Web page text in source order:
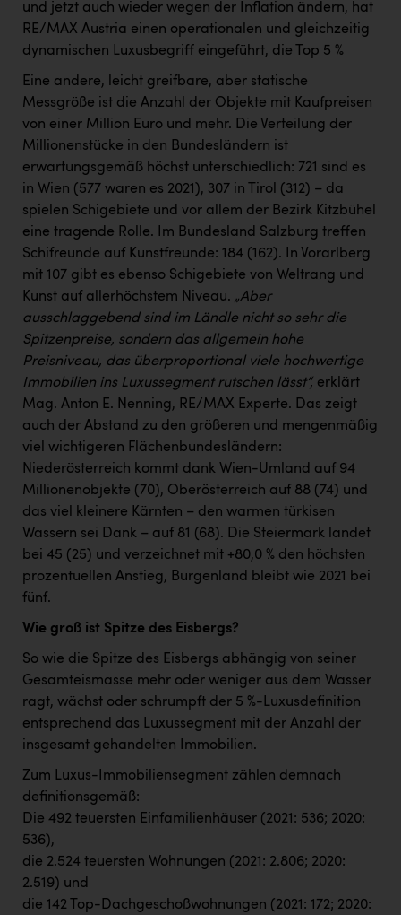
und jetzt auch wieder wegen der Inflation ändern, hat
RE/MAX Austria einen operationalen und gleichzeitig
dynamischen Luxusbegriff eingeführt, die Top 5 %
Eine andere, leicht greifbare, aber statische
Messgröße ist die Anzahl der Objekte mit Kaufpreisen
von einer Million Euro und mehr. Die Verteilung der
Millionenstücke in den Bundesländern ist
erwartungsgemäß höchst unterschiedlich: 721 sind es
in Wien (577 waren es 2021), 307 in Tirol (312) – da
spielen Schigebiete und vor allem der Bezirk Kitzbühel
eine tragende Rolle. Im Bundesland Salzburg treffen
Schifreunde auf Kunstfreunde: 184 (162). In Vorarlberg
mit 107 gibt es ebenso Schigebiete von Weltrang und
Kunst auf allerhöchstem Niveau. „Aber
ausschlaggebend sind im Ländle nicht so sehr die
Spitzenpreise, sondern das allgemein hohe
Preisniveau, das überproportional viele hochwertige
Immobilien ins Luxussegment rutschen lässt“, erklärt
Mag. Anton E. Nenning, RE/MAX Experte. Das zeigt
auch der Abstand zu den größeren und mengenmäßig
viel wichtigeren Flächenbundesländern:
Niederösterreich kommt dank Wien-Umland auf 94
Millionenobjekte (70), Oberösterreich auf 88 (74) und
das viel kleinere Kärnten – den warmen türkisen
Wassern sei Dank – auf 81 (68). Die Steiermark landet
bei 45 (25) und verzeichnet mit +80,0 % den höchsten
prozentuellen Anstieg, Burgenland bleibt wie 2021 bei
fünf.
Wie groß ist Spitze des Eisbergs?
So wie die Spitze des Eisbergs abhängig von seiner
Gesamteismasse mehr oder weniger aus dem Wasser
ragt, wächst oder schrumpft der 5 %-Luxusdefinition
entsprechend das Luxussegment mit der Anzahl der
insgesamt gehandelten Immobilien.
Zum Luxus-Immobiliensegment zählen demnach
definitionsgemäß:
Die 492 teuersten Einfamilienhäuser (2021: 536; 2020:
536),
die 2.524 teuersten Wohnungen (2021: 2.806; 2020:
2.519) und
die 142 Top-Dachgeschoßwohnungen (2021: 172; 2020: